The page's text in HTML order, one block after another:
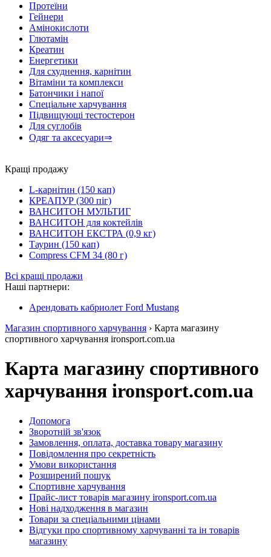
Протеїни
Гейнери
Амінокислоти
Глютамін
Креатин
Енергетики
Для схуднення, карнітин
Вітаміни та комплекси
Батончики і напої
Спеціальне харчування
Підвищующі тестостерон
Для суглобів
Одяг та аксесуари⇒
Кращі продажу
L-карнітин (150 кап)
КРЕАПУР (300 піг)
ВАНСИТОН МУЛЬТИГ
ВАНСИТОН для коктейлів
ВАНСИТОН ЕКСТРА (0,9 кг)
Таурин (150 кап)
Compress CFM 34 (80 г)
Всі кращі продажи
Наші партнери:
Арендовать кабриолет Ford Mustang
Магазин спортивного харчування › Карта магазину
спортивного харчування ironsport.com.ua
Карта магазину спортивного
харчування ironsport.com.ua
Допомога
Зворотній зв'язок
Замовлення, оплата, доставка товару магазину
Повідомлення про секретність
Умови використання
Розширений пошук
Спортивне харчування
Прайс-лист товарів магазину ironsport.com.ua
Нові надходження в магазин
Товари за спеціальними цінами
Відгуки про спортивному харчуванні та ін товарів
магазину